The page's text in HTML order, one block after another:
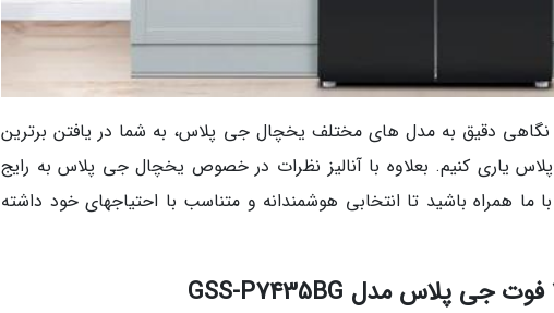
نگاهی دقیق به مدل های مختلف یخچال جی پلاس، به شما در یافتن برترین
کنیم. بعلاوه با آنالیز نظرات در خصوص یخچال جی پلاس به رایج
ما همراه باشید تا انتخابی هوشمندانه و متناسب با احتیاجهای خود داشته